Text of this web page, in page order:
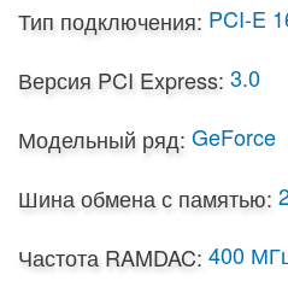
Тип подключения: PCI-E
Версия PCI Express: 3.0
Модельный ряд: GeForce
Шина обмена с памятью:
Частота RAMDAC: 400